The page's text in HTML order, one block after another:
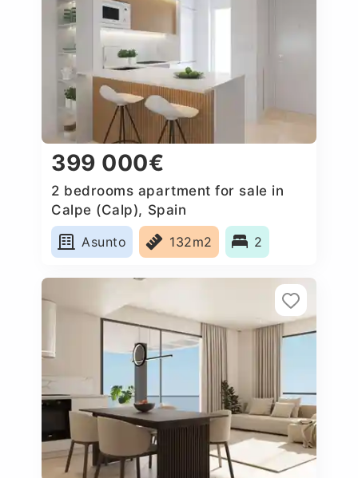
399 000€
2 bedrooms apartment for sale in
Calpe (Calp), Spain
Asunto
132m2 2